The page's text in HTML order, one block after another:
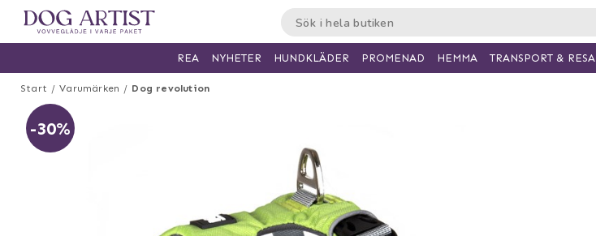
Start Varumärken Dog revolution
-30%
REA NYHETER HUNDKLÄDER PROMENAD HEMMA TRANSPORT & RESA